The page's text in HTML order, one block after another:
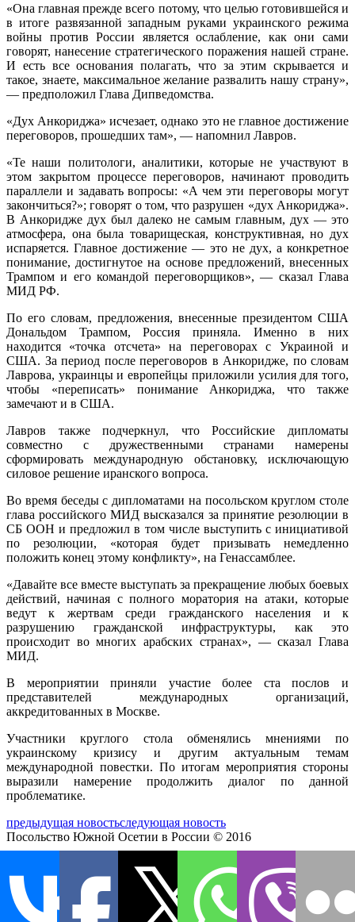
«Она главная прежде всего потому, что целью готовившейся и
в итоге развязанной западным руками украинского режима
войны против России является ослабление, как они сами
говорят, нанесение стратегического поражения нашей стране.
И есть все основания полагать, что за этим скрывается и
такое, знаете, максимальное желание развалить нашу страну»,
— предположил Глава Дипведомства.
«Дух Анкориджа» исчезает, однако это не главное достижение
переговоров, прошедших там», — напомнил Лавров.
«Те наши политологи, аналитики, которые не участвуют в
этом закрытом процессе переговоров, начинают проводить
параллели и задавать вопросы: «А чем эти переговоры могут
закончиться?»; говорят о том, что разрушен «дух Анкориджа».
В Анкоридже дух был далеко не самым главным, дух — это
атмосфера, она была товарищеская, конструктивная, но дух
испаряется. Главное достижение — это не дух, а конкретное
понимание, достигнутое на основе предложений, внесенных
Трампом и его командой переговорщиков», — сказал Глава
МИД РФ.
По его словам, предложения, внесенные президентом США
Дональдом Трампом, Россия приняла. Именно в них
находится «точка отсчета» на переговорах с Украиной и
США. За период после переговоров в Анкоридже, по словам
Лаврова, украинцы и европейцы приложили усилия для того,
чтобы «переписать» понимание Анкориджа, что также
замечают и в США.
Лавров также подчеркнул, что Российские дипломаты
совместно с дружественными странами намерены
сформировать международную обстановку, исключающую
силовое решение иранского вопроса.
Во время беседы с дипломатами на посольском круглом столе
глава российского МИД высказался за принятие резолюции в
СБ ООН и предложил в том числе выступить с инициативой
по резолюции, «которая будет призывать немедленно
положить конец этому конфликту», на Генассамблее.
«Давайте все вместе выступать за прекращение любых боевых
действий, начиная с полного моратория на атаки, которые
ведут к жертвам среди гражданского населения и к
разрушению гражданской инфраструктуры, как это
происходит во многих арабских странах», — сказал Глава
МИД.
В мероприятии приняли участие более ста послов и
представителей международных организаций,
аккредитованных в Москве.
Участники круглого стола обменялись мнениями по
украинскому кризису и другим актуальным темам
международной повестки. По итогам мероприятия стороны
выразили намерение продолжить диалог по данной
проблематике.
предыдущая новостьследующая новость
Посольство Южной Осетии в России © 2016